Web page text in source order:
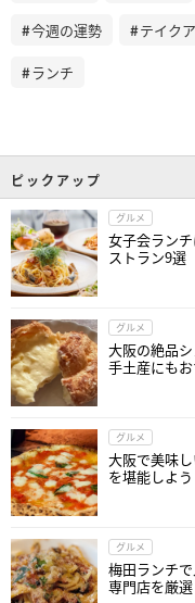
今週の運勢 テイク
ランチ
ピックアップ
グルメ
女子会ラン
ストラン9選
グルメ
大阪の絶品
手土産にも
グルメ
大阪で美味
を堪能しよう
グルメ
梅田ランチ
専門店を厳選